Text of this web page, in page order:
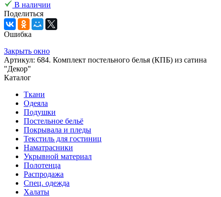
В наличии
Поделиться
Ошибка
Закрыть окно
Артикул: 684. Комплект постельного белья (КПБ) из сатина
"Декор"
Каталог
Ткани
Одеяла
Подушки
Постельное бельё
Покрывала и пледы
Текстиль для гостиниц
Наматрасники
Укрывной материал
Полотенца
Распродажа
Спец. одежда
Халаты